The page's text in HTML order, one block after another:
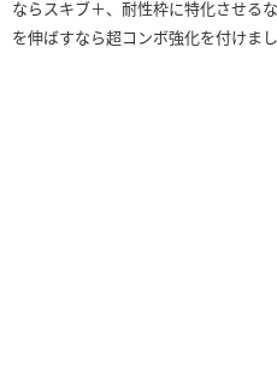
ならスキブ＋、耐性枠に特化させる
を伸ばすなら超コンボ強化を付けまし